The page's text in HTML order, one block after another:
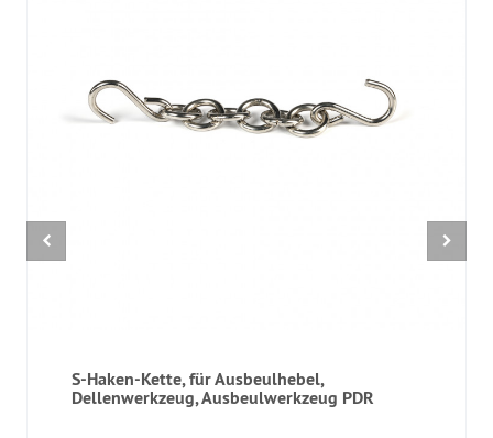
S-Haken-Kette, für Ausbeulhebel,
Dellenwerkzeug, Ausbeulwerkzeug PDR